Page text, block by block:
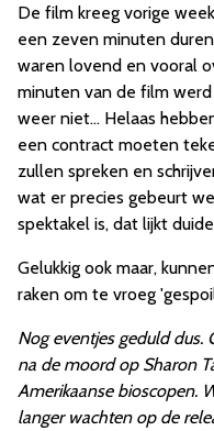
De film kreeg vorige
een zeven minuten
waren lovend en vooral
minuten van de film
weer niet... Helaas
een contract moeten
zullen spreken en
wat er precies gebeurt
spektakel is, dat lijkt
Gelukkig ook maar,
raken om te vroeg
Nog eventjes geduld dus.
na de moord op Sharon
Amerikaanse bioscopen.
langer wachten op de